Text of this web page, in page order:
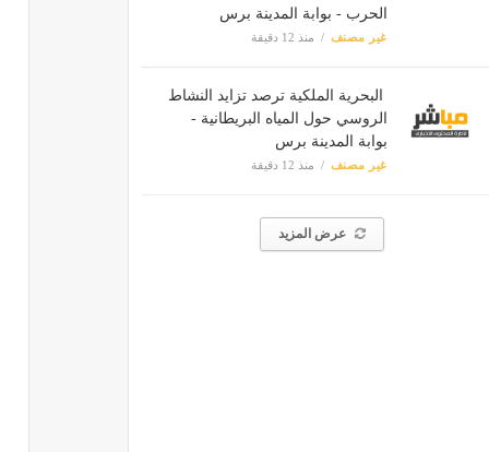
الحرب - بوابة المدينة برس
غير مصنف منذ 12 دقيقة
البحرية الملكية ترصد تزايد النشاط
الروسي حول المياه البريطانية -
بوابة المدينة برس
غير مصنف منذ 12 دقيقة
عرض المزيد